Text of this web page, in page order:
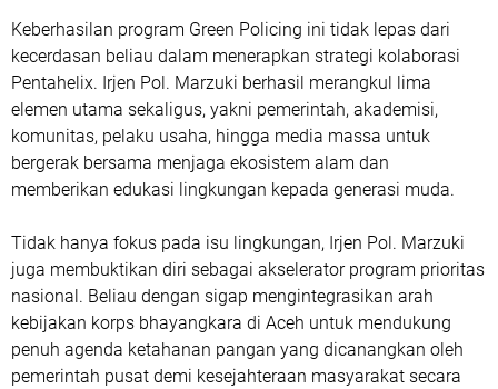
​Keberhasilan program Green Policing ini tidak lepas dari
kecerdasan beliau dalam menerapkan strategi kolaborasi
Pentahelix. Irjen Pol. Marzuki berhasil merangkul lima
elemen utama sekaligus, yakni pemerintah, akademisi,
komunitas, pelaku usaha, hingga media massa untuk
bergerak bersama menjaga ekosistem alam dan
memberikan edukasi lingkungan kepada generasi muda.
​Tidak hanya fokus pada isu lingkungan, Irjen Pol. Marzuki
juga membuktikan diri sebagai akselerator program prioritas
nasional. Beliau dengan sigap mengintegrasikan arah
kebijakan korps bhayangkara di Aceh untuk mendukung
penuh agenda ketahanan pangan yang dicanangkan oleh
pemerintah pusat demi kesejahteraan masyarakat secara